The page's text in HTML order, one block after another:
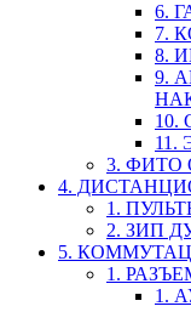
6.
7.
8.
9.
3. ФИТО
4.
1.
2. ЗИП
5.
1.
1.